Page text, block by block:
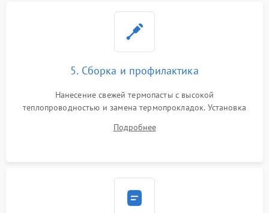
5. Сборка и профилактика
Нанесение свежей термопасты с высокой
теплопроводностью и замена термопрокладок. Установка
шлейфов, модулей памяти и накопителей. Предварительная
Подробнее